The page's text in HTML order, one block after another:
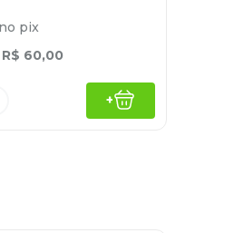
no pix
R$ 60,00
+